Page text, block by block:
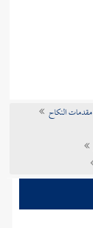
مقدمات النكاح